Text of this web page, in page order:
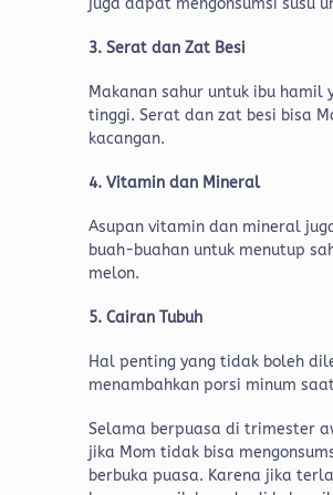
juga dapat mengonsumsi susu
3. Serat dan Zat Besi
Makanan sahur untuk ibu hamil
tinggi. Serat dan zat besi bisa
kacangan.
4. Vitamin dan Mineral
Asupan vitamin dan mineral
buah-buahan untuk menutup
melon.
5. Cairan Tubuh
Hal penting yang tidak boleh
menambahkan porsi minum
Selama berpuasa di trimester
jika Mom tidak bisa
berbuka puasa. Karena jika